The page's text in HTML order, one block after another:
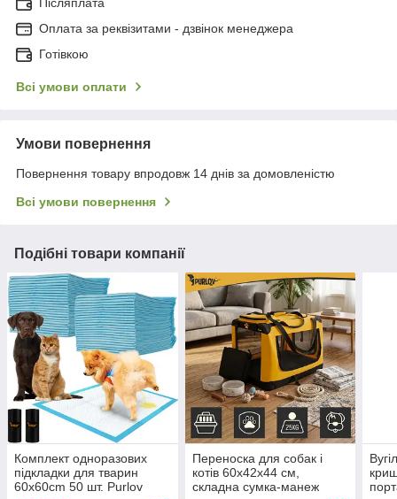
Післяплата
Оплата за реквізитами - дзвінок менеджера
Готівкою
Всі умови оплати
Умови повернення
Повернення товару впродовж 14 днів за домовленістю
Всі умови повернення
Подібні товари компанії
Комплект одноразових
підкладки для тварин
60x60cm 50 шт. Purlov
Переноска для собак і
котів 60x42x44 см,
складна сумка-манеж